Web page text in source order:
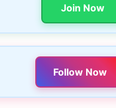
Join Now
Follow Now